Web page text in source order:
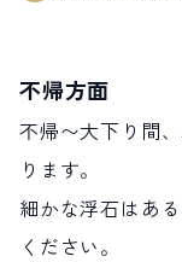
不帰方面
不帰〜大下り間
ります。
細かな浮石はあ
ください。